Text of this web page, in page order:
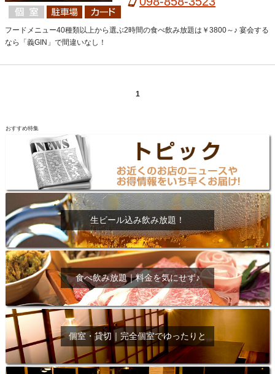
フードメニュー40種類以上から選ぶ2時間の食べ飲み放題は￥3800～♪ 宴会する
なら「義GIN」で間違いなし！
1
おすすめ特集
生ビール込み飲み放題！
食べ飲み放題｜料金を気にせず♪
個室・貸切｜完全個室でゆったりと